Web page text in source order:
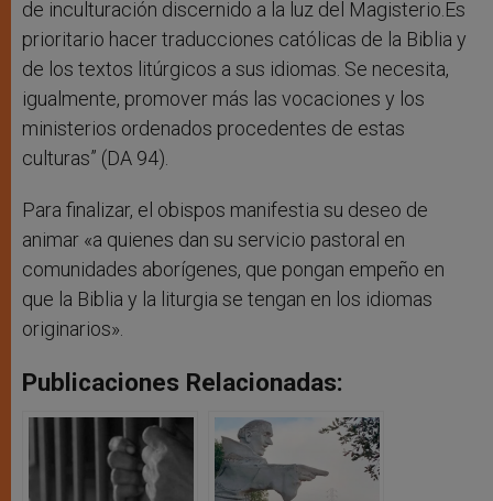
de inculturación discernido a la luz del Magisterio.Es
prioritario hacer traducciones católicas de la Biblia y
de los textos litúrgicos a sus idiomas. Se necesita,
igualmente, promover más las vocaciones y los
ministerios ordenados procedentes de estas
culturas” (DA 94).
Para finalizar, el obispos manifestia su deseo de
animar «a quienes dan su servicio pastoral en
comunidades aborígenes, que pongan empeño en
que la Biblia y la liturgia se tengan en los idiomas
originarios».
Publicaciones Relacionadas: